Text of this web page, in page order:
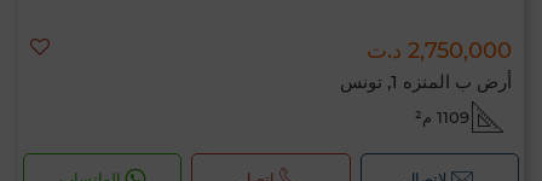
2,750,000 د.ت
أرض ب المنزه 1, تونس
1109 م²